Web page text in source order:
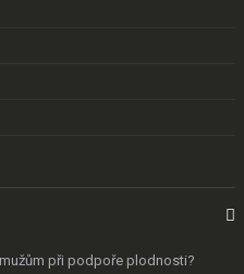

při podpoře plodnosti?